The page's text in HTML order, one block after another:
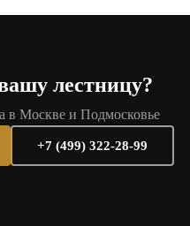
лестницу?
в Москве и Подмосковье
+7 (499) 322-28-99